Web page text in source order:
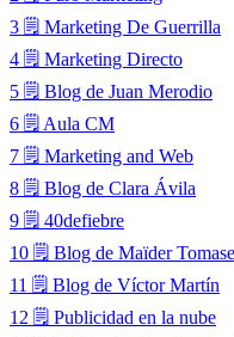
3 🗒 Marketing De Guerrilla
4 🗒 Marketing Directo
5 🗒 Blog de Juan Merodio
6 🗒 Aula CM
7 🗒 Marketing and Web
8 🗒 Blog de Clara Ávila
9 🗒 40defiebre
10 🗒 Blog de Maïder
11 🗒 Blog de Víctor Martín
12 🗒 Publicidad en la nube